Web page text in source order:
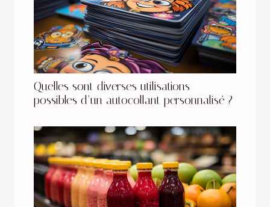
Quelles sont diverses utilisations
possibles d’un autocollant personnalisé ?